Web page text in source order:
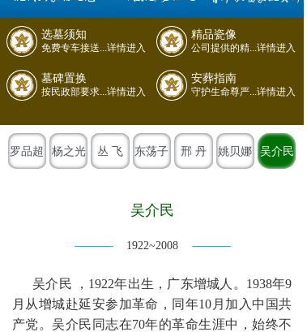
联系
选墓须知
免费专车接送...详情进入
精品瓷像
公司提供的精...详情进入
墓碑置换
按民政部要求...详情进入
安葬指南
守护生命尊严...详情进入
罗品超 杨之光 丛 飞 东荡子 邢 丹 姚贝娜 吴介民
吴介民
1922~2008
吴介民 ，1922年出生，广东增城人。1938年9
月从增城赴延安参加革命，同年10月加入中国共
产党。吴介民同志在70年的革命生涯中，始终不